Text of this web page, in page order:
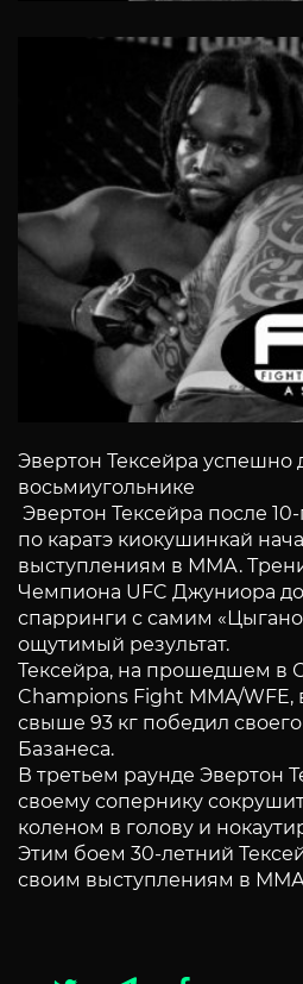
Эвертон Тексейра успешно
восьмиугольнике
Эвертон Тексейра после
по каратэ киокушинкай
выступлениям в ММА.
Чемпиона UFC Джуниора
спарринги с самим
ощутимый результат.
Тексейра, на прошедшем в
Champions Fight MMA/WFE,
свыше 93 кг победил
Базанеса.
В третьем раунде Эвертон
своему сопернику
коленом в голову и
Этим боем 30-летний
своим выступлениям в